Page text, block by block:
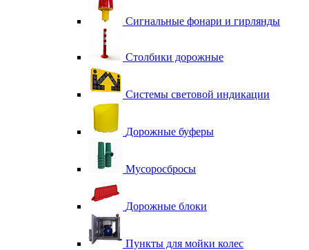
Сигнальные фонари и гирлянды
Столбики дорожные
Системы световой индикации
Дорожные буферы
Мусоросбросы
Дорожные блоки
Пункты для мойки колес